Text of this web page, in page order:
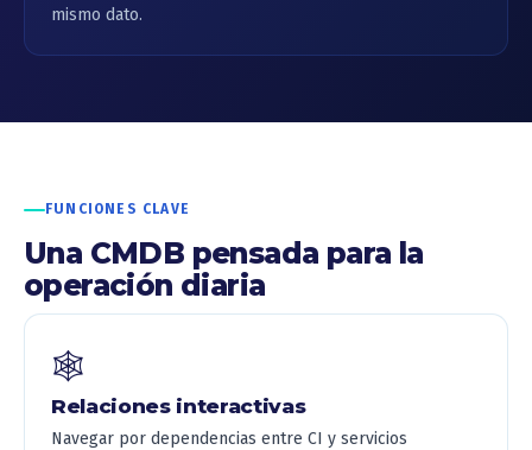
mismo dato.
FUNCIONES CLAVE
Una CMDB pensada para la
operación diaria
🕸️
Relaciones interactivas
Navegar por dependencias entre CI y servicios